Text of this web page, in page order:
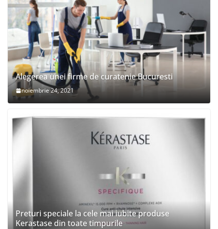
Alegerea unei firme de curatenie Bucuresti
noiembrie 24, 2021
Preturi speciale la cele mai iubite produse
Kerastase din toate timpurile